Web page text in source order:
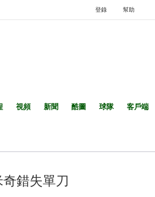
幫助
登錄
視頻 新聞 酷圖 球隊 客戶端
錯失單刀